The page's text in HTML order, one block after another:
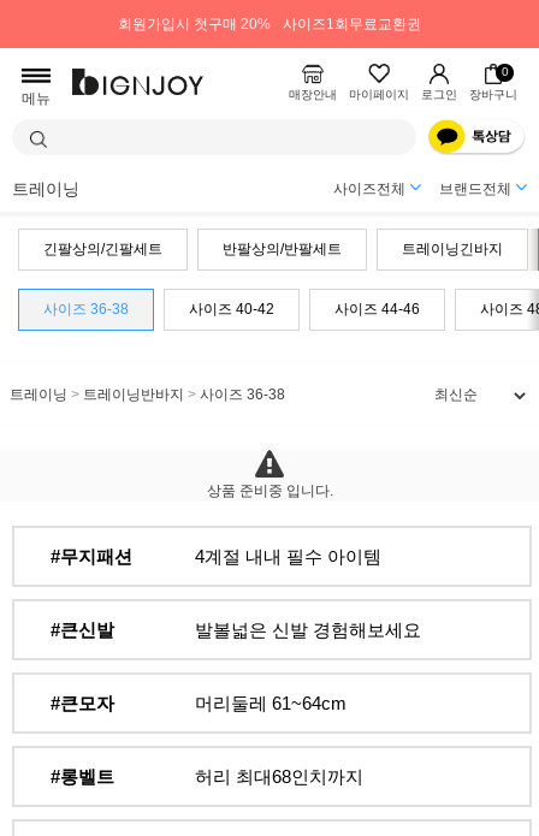
회원가입시 첫구매 20% 사이즈1회무료교환권
메뉴 매장안내 마이페이지 로그인
0
장바구니
트레이닝 사이즈전체 브랜드전체
긴팔상의/긴팔세트 반팔상의/반팔세트 트레이닝긴바지
사이즈 36-38 사이즈 40-42 사이즈 44-46 사이즈
트레이닝 > 트레이닝반바지 > 사이즈 36-38
상품 준비중 입니다.
#무지패션 4계절 내내 필수 아이템
#큰신발 발볼넓은 신발 경험해보세요
#큰모자 머리둘레 61~64cm
#롱벨트 허리 최대68인치까지